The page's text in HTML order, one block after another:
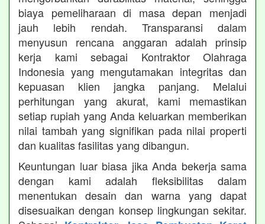
biaya pemeliharaan di masa depan menjadi
jauh lebih rendah. Transparansi dalam
menyusun rencana anggaran adalah prinsip
kerja kami sebagai Kontraktor Olahraga
Indonesia yang mengutamakan integritas dan
kepuasan klien jangka panjang. Melalui
perhitungan yang akurat, kami memastikan
setiap rupiah yang Anda keluarkan memberikan
nilai tambah yang signifikan pada nilai properti
dan kualitas fasilitas yang dibangun.
Keuntungan luar biasa jika Anda bekerja sama
dengan kami adalah fleksibilitas dalam
menentukan desain dan warna yang dapat
disesuaikan dengan konsep lingkungan sekitar.